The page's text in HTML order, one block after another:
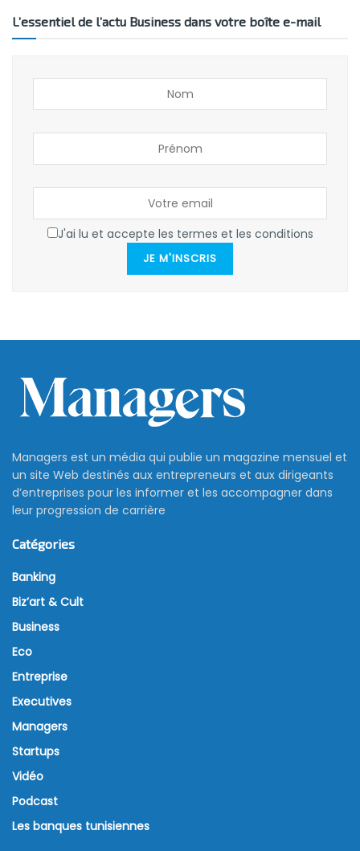
L’essentiel de l’actu Business dans votre boîte e-mail
J'ai lu et accepte les termes et les conditions
JE M'INSCRIS
Managers est un média qui publie un magazine mensuel et
un site Web destinés aux entrepreneurs et aux dirigeants
d’entreprises pour les informer et les accompagner dans
leur progression de carrière
Catégories
Banking
Biz’art & Cult
Business
Eco
Entreprise
Executives
Managers
Startups
Vidéo
Podcast
Les banques tunisiennes